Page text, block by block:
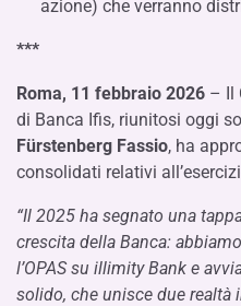
azione) che verranno
***
Roma, 11 febbraio 2026 – Il
di Banca Ifis, riunitosi oggi
Fürstenberg Fassio, ha
consolidati relativi
“Il 2025 ha segnato una
crescita della Banca:
l’OPAS su illimity Bank e
solido, che unisce due realtà